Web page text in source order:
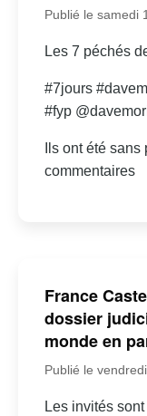
Publié le samedi
Les 7 péchés
#7jours
#fyp
Ils ont été
commentaires
France
dossier
monde en
Publié le
Les invités